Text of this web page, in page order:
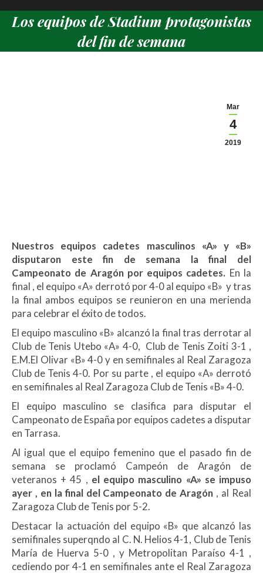
Los equipos de Stadium protagonistas
del fin de semana
Mar
4
2019
Nuestros equipos cadetes masculinos «A» y «B»
disputaron este fin de semana la final del
Campeonato de Aragón por equipos cadetes. En la
final , el equipo «A» derrotó por 4-0 al equipo «B» y tras
la final ambos equipos se reunieron en una merienda
para celebrar el éxito de todos.
El equipo masculino «B» alcanzó la final tras derrotar al
Club de Tenis Utebo «A» 4-0, Club de Tenis Zoiti 3-1 ,
E.M.El Olivar «B» 4-0 y en semifinales al Real Zaragoza
Club de Tenis 4-0. Por su parte , el equipo «A» derrotó
en semifinales al Real Zaragoza Club de Tenis «B» 4-0.
El equipo masculino se clasifica para disputar el
Campeonato de España por equipos cadetes a disputar
en Tarrasa.
Al igual que el equipo femenino que el pasado fin de
semana se proclamó Campeón de Aragón de
veteranos + 45 , el equipo masculino «A» se impuso
ayer , en la final del Campeonato de Aragón , al Real
Zaragoza Club de Tenis por 5-2.
Destacar la actuación del equipo «B» que alcanzó las
semifinales superqndo al C. N. Helios 4-1, Club de Tenis
María de Huerva 5-0 , y Metropolitan Paraíso 4-1 ,
cediendo por 4-1 en semifinales ante el Real Zaragoza